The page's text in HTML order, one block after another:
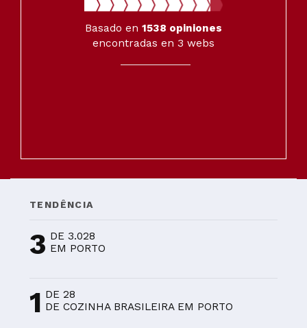
Basado en 1538 opiniones
encontradas en 3 webs
TENDÊNCIA
3 DE 3.028
EM PORTO
1 DE 28
DE COZINHA BRASILEIRA EM PORTO